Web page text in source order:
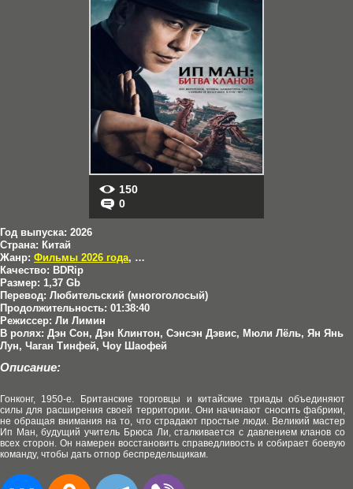
150
0
Год выпуска: 2026
Страна: Китай
Жанр: Фильмы 2026 года, Боевики
Качество: BDRip
Размер: 1,37 Gb
Перевод: Любительский (многоголосый)
Продолжительность: 01:38:40
Режиссер: Ли Лимин
В ролях: Дэн Сон, Дэн Клинтон, Сэнсэн Дэвис, Мюли Лёль, Ян Янь
Лун, Чаган Тинфей, Чоу Шаофей
Описание:
Гонконг, 1950-е. Британские торговцы и китайские триады объединяют
силы для расширения своей территории. Они начинают сносить фабрики,
не обращая внимания на то, что страдают простые люди. Великий мастер
Ип Ман, будущий учитель Брюса Ли, сталкивается с давлением кланов со
всех сторон. Он намерен восстановить справедливость и собирает боевую
команду, чтобы дать отпор беспредельщикам.